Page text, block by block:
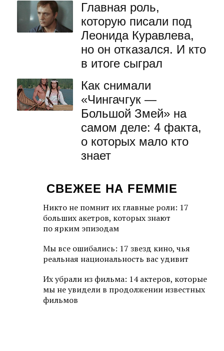
Главная роль,
которую писали под
Леонида Куравлева,
но он отказался. И кто
в итоге сыграл
Как снимали
«Чингачгук —
Большой Змей» на
самом деле: 4 факта,
о которых мало кто
знает
СВЕЖЕЕ НА FEMMIE
Никто не помнит их главные роли: 17
больших акетров, которых знают
по ярким эпизодам
Мы все ошибались: 17 звезд кино, чья
реальная национальность вас удивит
Их убрали из фильма: 14 актеров, которые
мы не увидели в продолжении известных
фильмов